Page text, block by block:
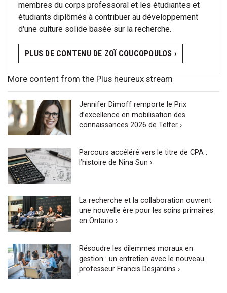
membres du corps professoral et les étudiantes et
étudiants diplômés à contribuer au développement
d'une culture solide basée sur la recherche.
PLUS DE CONTENU DE ZOÏ COUCOPOULOS ›
More content from the Plus heureux stream
Jennifer Dimoff remporte le Prix
d’excellence en mobilisation des
connaissances 2026 de Telfer ›
Parcours accéléré vers le titre de CPA :
l’histoire de Nina Sun ›
La recherche et la collaboration ouvrent
une nouvelle ère pour les soins primaires
en Ontario ›
Résoudre les dilemmes moraux en
gestion : un entretien avec le nouveau
professeur Francis Desjardins ›